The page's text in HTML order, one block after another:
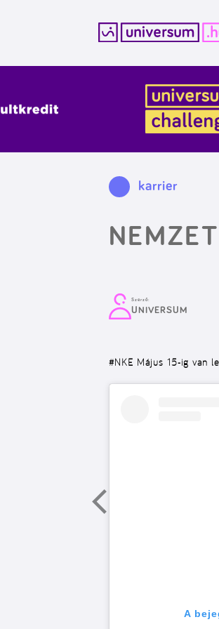
karrier
Szerző:
UNIVERSUM
#NKE Május 15-ig van
A